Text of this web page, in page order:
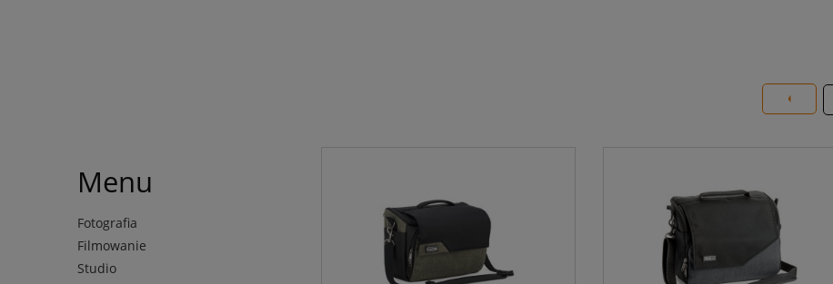
Menu
Fotografia
Filmowanie
Studio